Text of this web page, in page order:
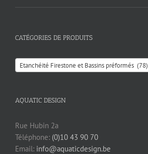
CATÉGORIES DE PRODUITS
Etanchéité Firestone et Bassins préformés (78)
AQUATIC DESIGN
Rue Hubin 2a
Téléphone: (0)10 43 90 70
Email: info@aquaticdesign.be